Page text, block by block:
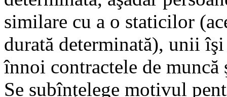
similare cu a o staticilor
durată determinată), unii
înnoi contractele de muncă
Se subînțelege motivul